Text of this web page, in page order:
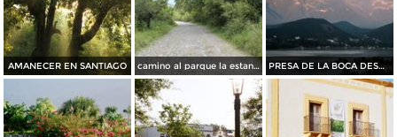
AMANECER EN SANTIAGO camino al parque la estanzuela PRESA DE LA BOCA DESDE BAHIA ESCONDIDA....35 MM